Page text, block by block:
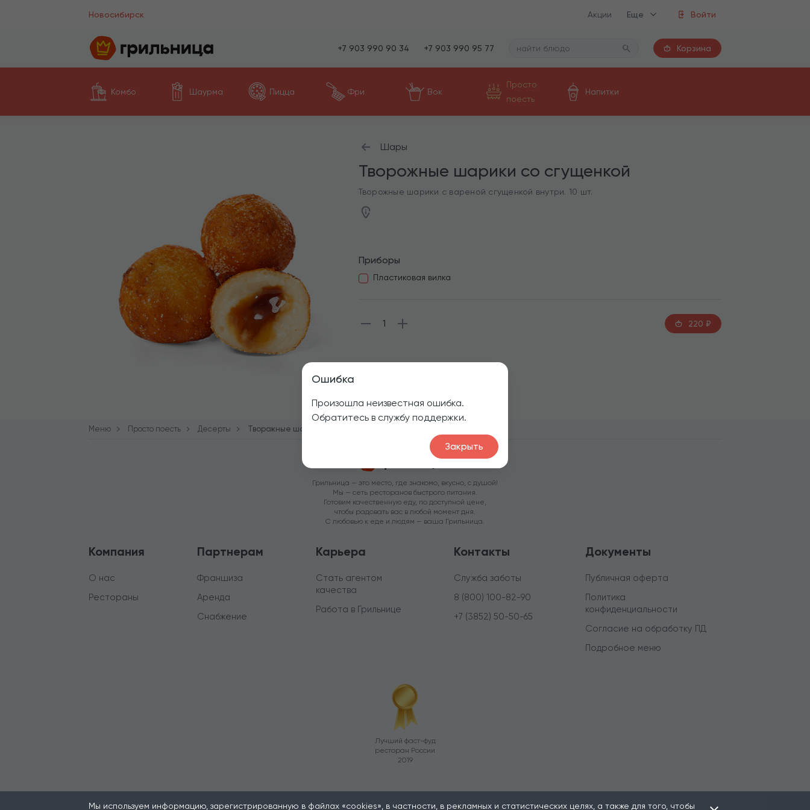
Новосибирск Акции Еще Войти
+7 903 990 90 34 +7 903 990 95 77 Корзина
Комбо Шаурма Пицца Фри Вок
Просто
поесть
Напитки
Ошибка
Произошла неизвестная ошибка.
Обратитесь в службу поддержки.
Закрыть
Шары
Творожные шарики со сгущенкой
Творожные шарики с вареной сгущенкой внутри. 10 шт.
Приборы
Пластиковая вилка
1 220 ₽
Меню Просто поесть Десерты Творожные шарики со сгущенкой
Мы используем информацию, зарегистрированную в файлах «cookies», в частности, в рекламных и статистических целях, а также для того, чтобы
Грильница — это место, где знакомо, вкусно, с душой!
Мы — сеть ресторанов быстрого питания.
Готовим качественную еду, по доступной цене,
чтобы радовать вас в любой момент дня.
С любовью к еде и людям — ваша Грильница.
Компания
О нас
Рестораны
Партнерам
Франшиза
Аренда
Снабжение
Карьера
Стать агентом
качества
Работа в Грильнице
Контакты
Служба заботы
8 (800) 100-82-90
+7 (3852) 50-50-65
Документы
Публичная оферта
Политика
конфиденциальности
Согласие на обработку ПД
Подробное меню
Лучший фаст-фуд
ресторан России
2019